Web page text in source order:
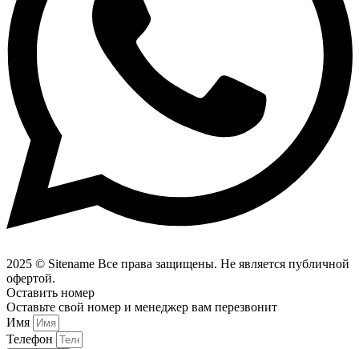
2025 © Sitename Все права защищены. Не является публичной
офертой.
Оставить номер
Оставьте свой номер и менеджер вам перезвонит
Имя
Телефон